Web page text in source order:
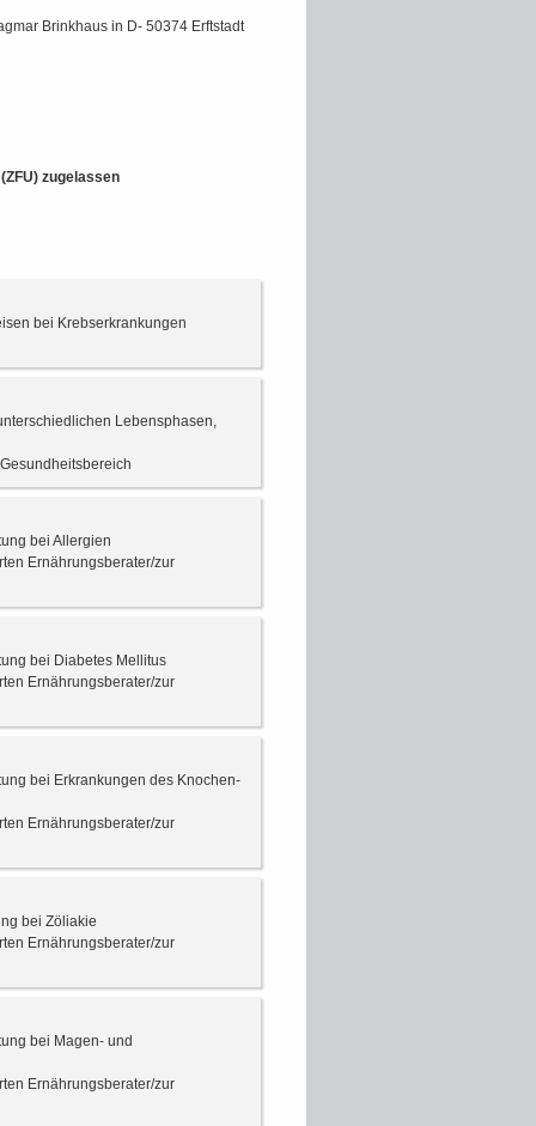
Brinkhaus in D- 50374 Erftstadt
zugelassen
bei Krebserkrankungen
Lebensphasen,
bei Allergien
Ernährungsberater/zur
bei Diabetes Mellitus
Ernährungsberater/zur
bei Erkrankungen des Knochen-
Ernährungsberater/zur
bei Zöliakie
Ernährungsberater/zur
bei Magen- und
Ernährungsberater/zur